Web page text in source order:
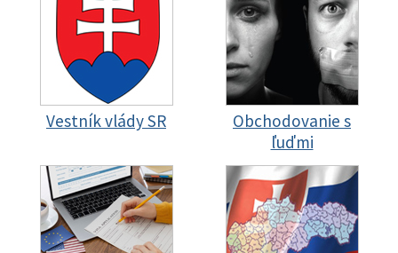
Vestník vlády SR
Obchodovanie s
ľuďmi